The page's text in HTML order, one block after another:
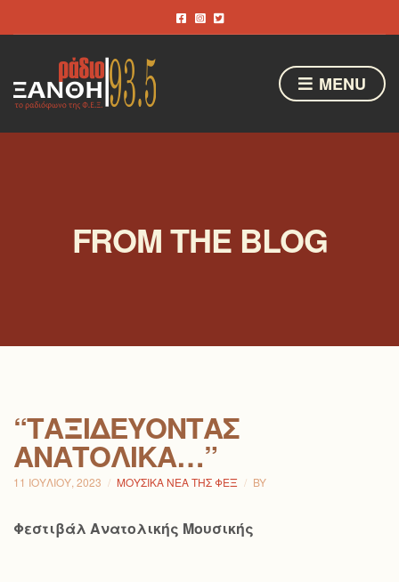
MENU
FROM THE BLOG
“ΤΑΞΙΔΕΎΟΝΤΑΣ
ΑΝΑΤΟΛΙΚΆ…”
11 ΙΟΥΛΊΟΥ, 2023 ΜΟΥΣΙΚΆ ΝΈΑ ΤΗΣ ΦΕΞ BY
Φεστιβάλ Ανατολικής Μουσικής